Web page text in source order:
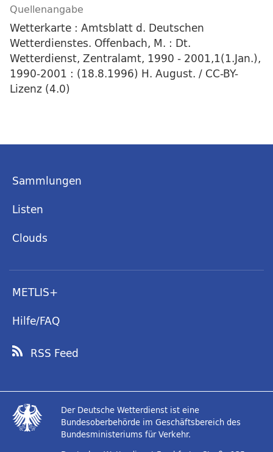
Quellenangabe
Wetterkarte : Amtsblatt d. Deutschen
Wetterdienstes. Offenbach, M. : Dt.
Wetterdienst, Zentralamt, 1990 - 2001,1(1.Jan.),
1990-2001 : (18.8.1996) H. August. / CC-BY-
Lizenz (4.0)
Sammlungen
Listen
Clouds
METLIS+
Hilfe/FAQ
RSS Feed
Der Deutsche Wetterdienst ist eine
Bundesoberbehörde im Geschäftsbereich des
Bundesministeriums für Verkehr.